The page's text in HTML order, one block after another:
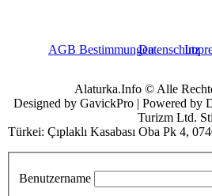
AGB BestimmungenDatenschutz
Alaturka.Info © Alle
Designed by GavickPro | Powered by
Turizm Ltd.
Türkei: Çıplaklı Kasabası Oba Pk 4,
Benutzername